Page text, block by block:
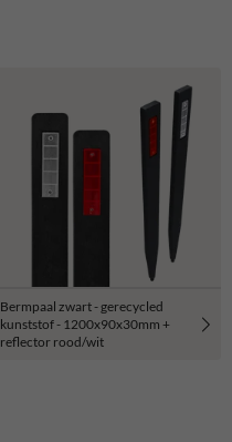
Bermpaal zwart - gerecycled
kunststof - 1200x90x30mm +
reflector rood/wit